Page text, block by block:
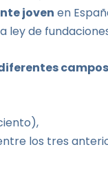
joven en
ley de
los tres